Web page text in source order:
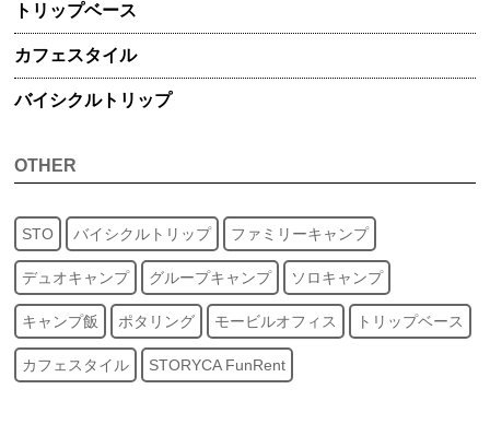
トリップベース
カフェスタイル
バイシクルトリップ
OTHER
STO バイシクルトリップ ファミリーキャンプ
デュオキャンプ グループキャンプ ソロキャンプ
キャンプ飯 ポタリング モービルオフィス トリップベース
カフェスタイル STORYCA FunRent